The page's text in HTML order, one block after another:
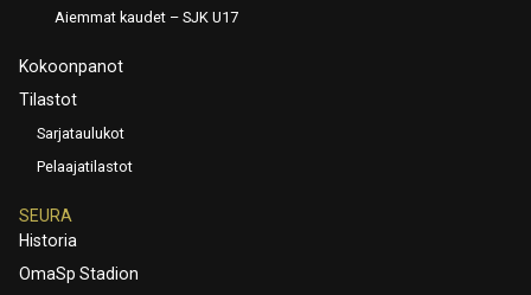
Aiemmat kaudet – SJK U17
Kokoonpanot
Tilastot
Sarjataulukot
Pelaajatilastot
SEURA
Historia
OmaSp Stadion